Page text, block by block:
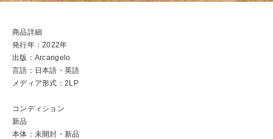
商品詳細
発行年：2022年
出版：Arcangelo
言語：日本語・英語
メディア形式：2LP
コンディション
新品
本体：未開封・新品